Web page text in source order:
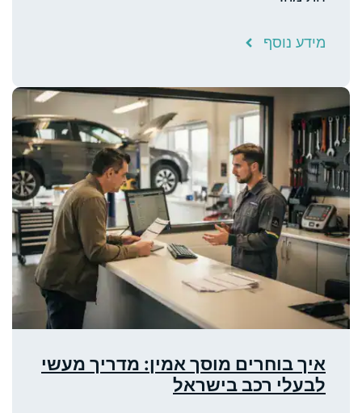
מידע נוסף
איך בוחרים מוסך אמין: מדריך מעשי
לבעלי רכב בישראל